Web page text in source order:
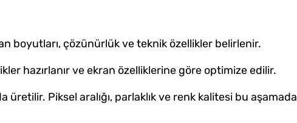
boyutları, çözünürlük ve teknik özellikler belirlenir.
hazırlanır ve ekran özelliklerine göre optimize edilir.
Piksel aralığı, parlaklık ve renk kalitesi bu aşamada